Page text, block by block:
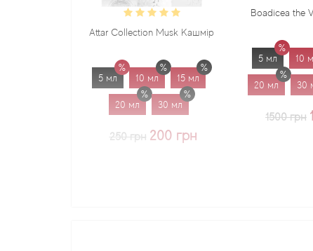
Attar Collection Musk Кашмір
15 мл
200 грн
Boadicea the Victorious Sadu
5 мл 15 мл
20 мл 1.7 мл
1225 грн